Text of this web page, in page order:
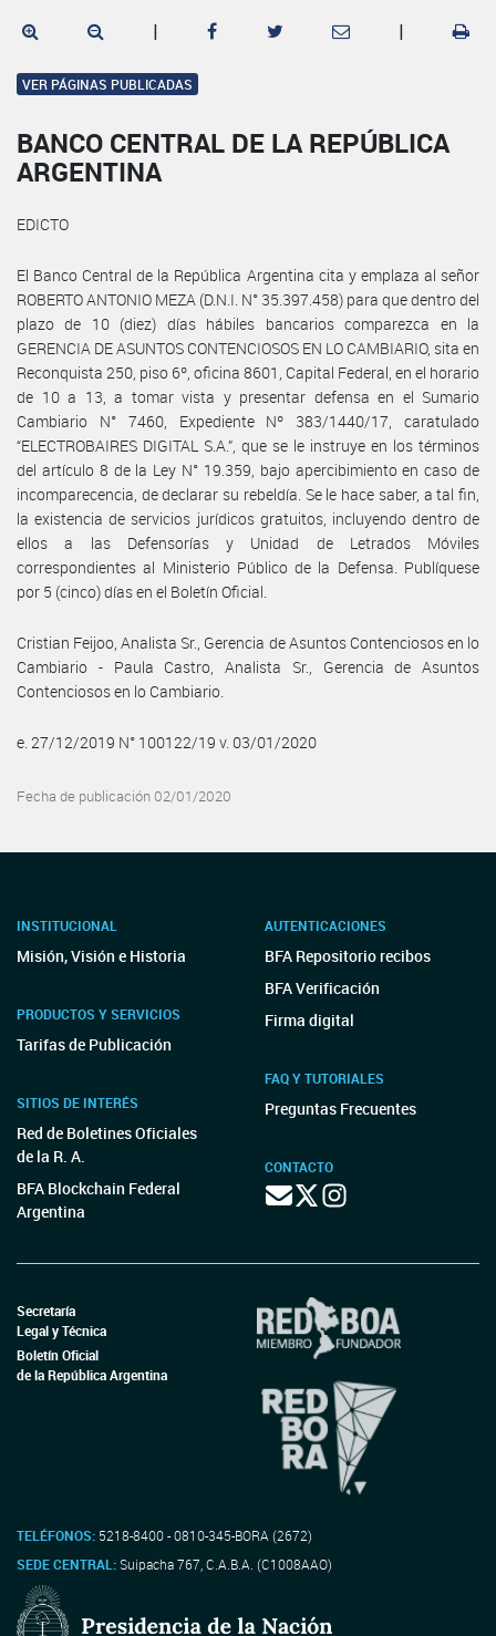
| |
VER PÁGINAS PUBLICADAS
BANCO CENTRAL DE LA REPÚBLICA
ARGENTINA
EDICTO
El Banco Central de la República Argentina cita y emplaza al señor
ROBERTO ANTONIO MEZA (D.N.I. N° 35.397.458) para que dentro del
plazo de 10 (diez) días hábiles bancarios comparezca en la
GERENCIA DE ASUNTOS CONTENCIOSOS EN LO CAMBIARIO, sita en
Reconquista 250, piso 6º, oficina 8601, Capital Federal, en el horario
de 10 a 13, a tomar vista y presentar defensa en el Sumario
Cambiario N° 7460, Expediente Nº 383/1440/17, caratulado
“ELECTROBAIRES DIGITAL S.A.”, que se le instruye en los términos
del artículo 8 de la Ley N° 19.359, bajo apercibimiento en caso de
incomparecencia, de declarar su rebeldía. Se le hace saber, a tal fin,
la existencia de servicios jurídicos gratuitos, incluyendo dentro de
ellos a las Defensorías y Unidad de Letrados Móviles
correspondientes al Ministerio Público de la Defensa. Publíquese
por 5 (cinco) días en el Boletín Oficial.
Cristian Feijoo, Analista Sr., Gerencia de Asuntos Contenciosos en lo
Cambiario - Paula Castro, Analista Sr., Gerencia de Asuntos
Contenciosos en lo Cambiario.
e. 27/12/2019 N° 100122/19 v. 03/01/2020
Fecha de publicación 02/01/2020
INSTITUCIONAL
Misión, Visión e Historia
PRODUCTOS Y SERVICIOS
Tarifas de Publicación
SITIOS DE INTERÉS
Red de Boletines Oficiales
de la R. A.
BFA Blockchain Federal
Argentina
AUTENTICACIONES
BFA Repositorio recibos
BFA Verificación
Firma digital
FAQ Y TUTORIALES
Preguntas Frecuentes
CONTACTO
Secretaría
Legal y Técnica
Boletín Oficial
de la República Argentina
TELÉFONOS: 5218-8400 - 0810-345-BORA (2672)
SEDE CENTRAL:Suipacha 767, C.A.B.A. (C1008AAO)